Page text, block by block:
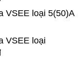
VSEE loại 5(50)A
VSEE loại